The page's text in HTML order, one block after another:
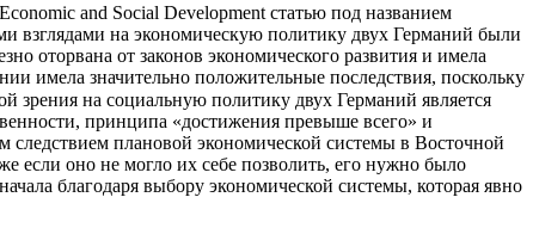
and Social Development статью под названием
взглядами на экономическую политику двух Германий были
оторвана от законов экономического развития и имела
имела значительно положительные последствия, поскольку
зрения на социальную политику двух Германий является
принципа «достижения превыше всего» и
плановой экономической системы в Восточной
если оно не могло их себе позволить, его нужно было
благодаря выбору экономической системы, которая явно